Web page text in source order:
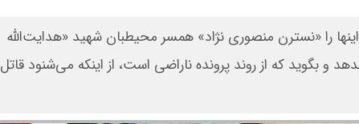
را «نسترن منصوری نژاد» همسر محیطبان شهید «هدایت‌الله
و بگوید که از روند پرونده ناراضی است، از اینکه می‌شنود قاتل